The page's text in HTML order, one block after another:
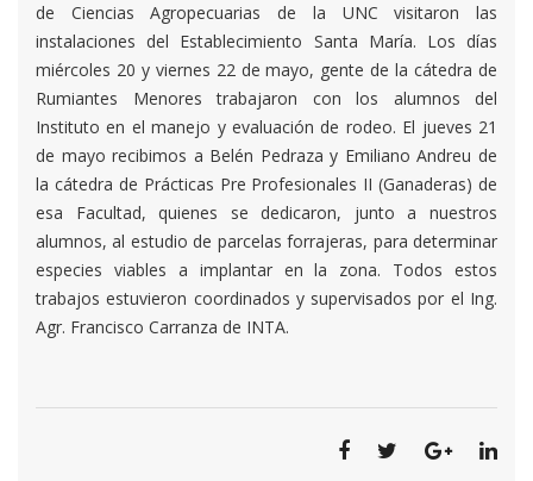
EL
INSTITUTO
de Ciencias Agropecuarias de la UNC visitaron las
instalaciones del Establecimiento Santa María. Los días
miércoles 20 y viernes 22 de mayo, gente de la cátedra de
Rumiantes Menores trabajaron con los alumnos del
Instituto en el manejo y evaluación de rodeo. El jueves 21
de mayo recibimos a Belén Pedraza y Emiliano Andreu de
la cátedra de Prácticas Pre Profesionales II (Ganaderas) de
esa Facultad, quienes se dedicaron, junto a nuestros
alumnos, al estudio de parcelas forrajeras, para determinar
especies viables a implantar en la zona. Todos estos
trabajos estuvieron coordinados y supervisados por el Ing.
Agr. Francisco Carranza de INTA.